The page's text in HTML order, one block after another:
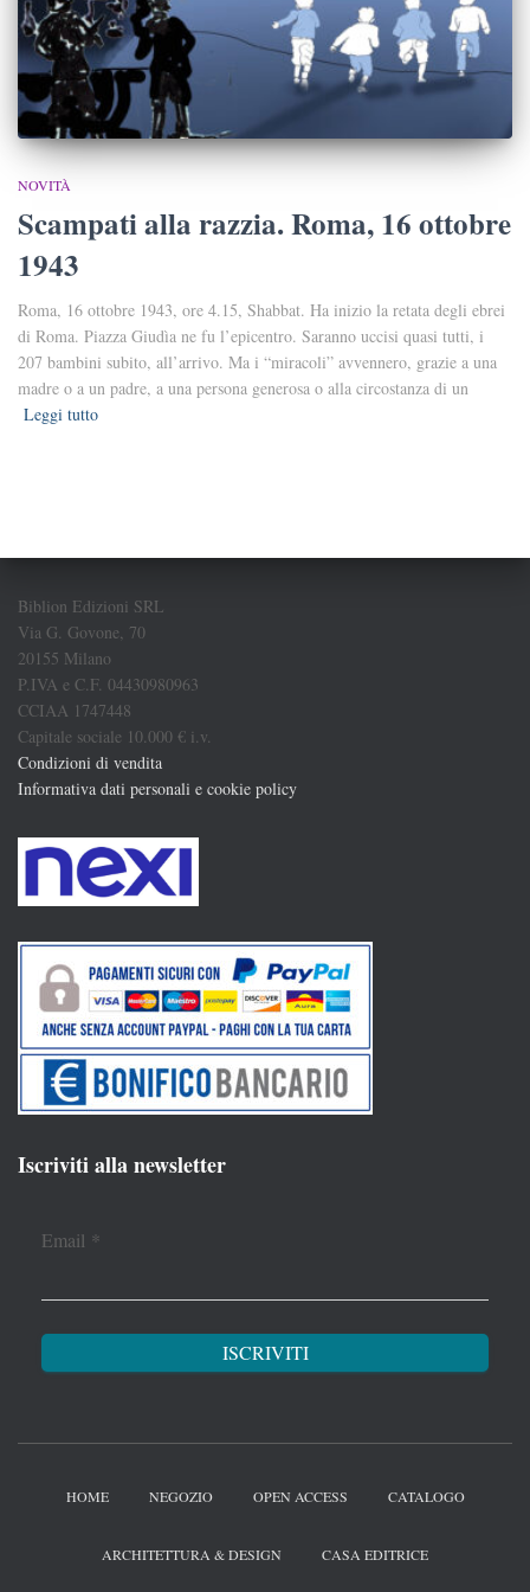
NOVITÀ
Scampati alla razzia. Roma, 16 ottobre
1943
Roma, 16 ottobre 1943, ore 4.15, Shabbat. Ha inizio la retata degli ebrei
di Roma. Piazza Giudìa ne fu l’epicentro. Saranno uccisi quasi tutti, i
207 bambini subito, all’arrivo. Ma i “miracoli” avvennero, grazie a una
madre o a un padre, a una persona generosa o alla circostanza di un
Leggi tutto
Biblion Edizioni SRL
Via G. Govone, 70
20155 Milano
P.IVA e C.F. 04430980963
CCIAA 1747448
Capitale sociale 10.000 € i.v.
Condizioni di vendita
Informativa dati personali e cookie policy
Iscriviti alla newsletter
Email *
HOME NEGOZIO OPEN ACCESS CATALOGO
ARCHITETTURA & DESIGN CASA EDITRICE